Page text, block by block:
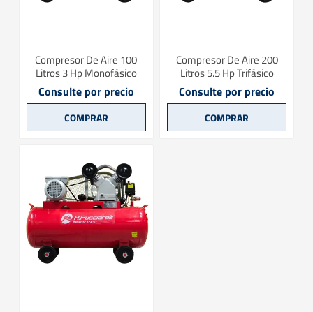
Compresor De Aire 100
Litros 3 Hp Monofásico
Consulte por precio
Compresor De Aire 200
Litros 5.5 Hp Trifásico
Consulte por precio